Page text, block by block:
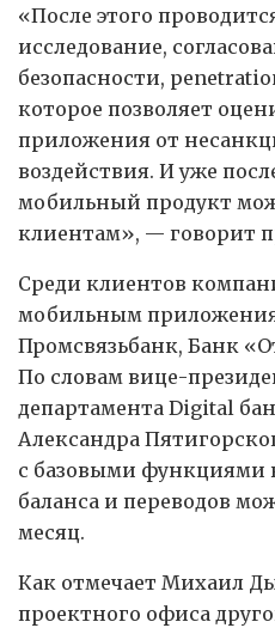
«После этого
исследование,
безопасности,
которое позволяет
приложения от
воздействия. И уже
мобильный продукт
клиентам», — говорит
Среди клиентов
мобильным
Промсвязьбанк, Банк
По словам вице-
департамента Digital
Александра
с базовыми функциями
баланса и переводов
месяц.
Как отмечает Михаил
проектного офиса